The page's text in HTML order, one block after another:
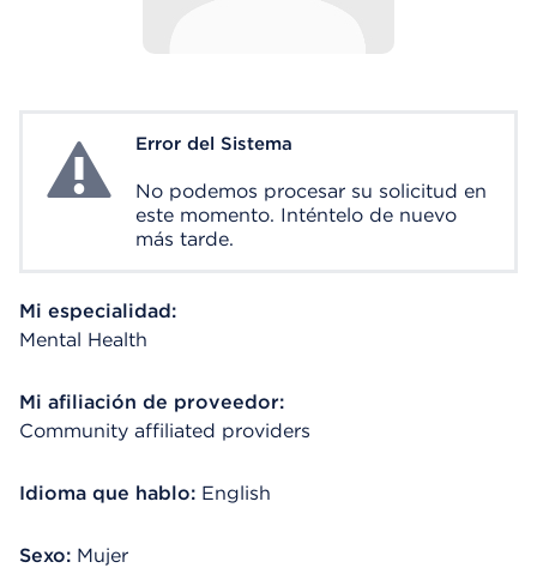
System ErrorError del Sistema
No podemos procesar su solicitud en
este momento. Inténtelo de nuevo
más tarde.
Mi especialidad:
Mental Health
Mi afiliación de proveedor:
Community affiliated providers
Idioma que hablo: English
Sexo: Mujer